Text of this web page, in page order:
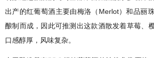
出产的红葡萄酒主要由梅洛（Merlot）和品丽
酿制而成，因此可推测出这款酒散发着草莓、
口感醇厚，风味复杂。